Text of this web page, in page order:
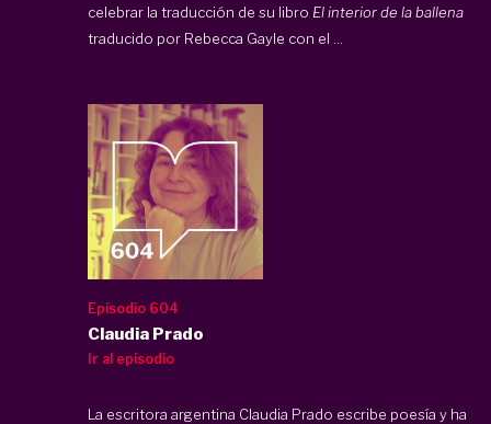
celebrar la traducción de su libro El interior de la ballena
traducido por Rebecca Gayle con el ...
Episodio 604
Claudia Prado
Ir al episodio
La escritora argentina Claudia Prado escribe poesía y ha